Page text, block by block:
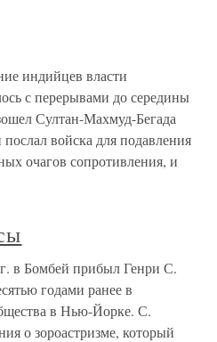
индийцев власти
с перерывами до середины
Султан-Махмуд-Бегада
войска для подавления
очагов сопротивления, и
в Бомбей прибыл Генри С.
годами ранее в
в Нью-Йорке. С.
о зороастризме, который